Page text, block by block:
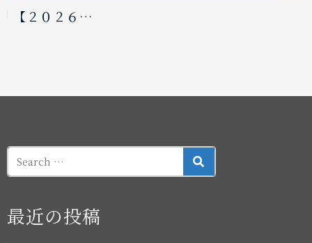
【２０２６…
SEARCH
最近の投稿